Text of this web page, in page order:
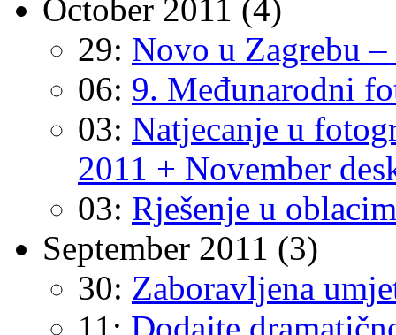
October 2011 (4)
29: Novo u Zagrebu
06: 9. Međunarodni
03: Natjecanje u
2011 + November
03: Rješenje u
September 2011 (3)
30: Zaboravljena